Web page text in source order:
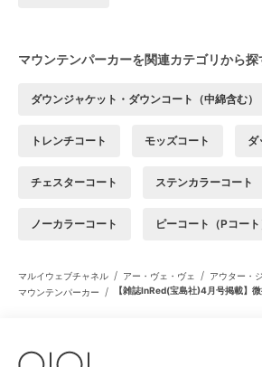
マウンテンパーカーを関連カテゴリから探
ダウンジャケット・ダウンコート（中綿含む）
トレンチコート モッズコート ダ
チェスターコート ステンカラーコート
ノーカラーコート ピーコート（Pコート
マルイウェブチャネル / アー・ヴェ・ヴェ / アウター・
マウンテンパーカー / 【雑誌InRed(宝島社)4月号掲載】